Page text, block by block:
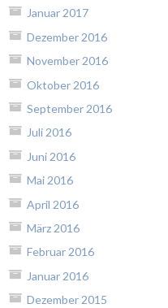
Januar 2017
Dezember 2016
November 2016
Oktober 2016
September 2016
Juli 2016
Juni 2016
Mai 2016
April 2016
März 2016
Februar 2016
Januar 2016
Dezember 2015